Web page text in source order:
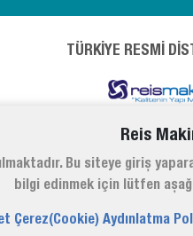
TÜRKİYE RESMİ
Reis
Bu siteye giriş
bilgi edinmek için lütfen
Çerez(Cookie) Aydınlatma